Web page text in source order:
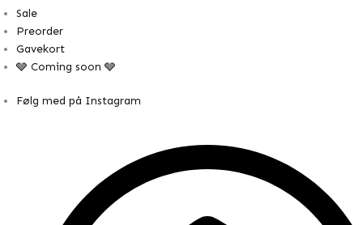
Sale
Preorder
Gavekort
🩶 Coming soon 🩶
Følg med på Instagram